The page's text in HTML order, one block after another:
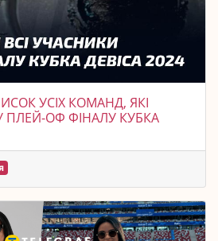
УСІХ КОМАНД, ЯКІ
ПЛЕЙ-ОФ ФІНАЛУ КУБКА